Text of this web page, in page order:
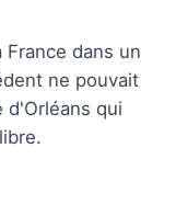
dans un
ne pouvait
d'Orléans qui